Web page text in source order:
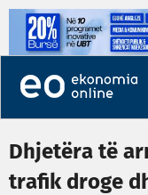
Dhjetëra të
trafik droge